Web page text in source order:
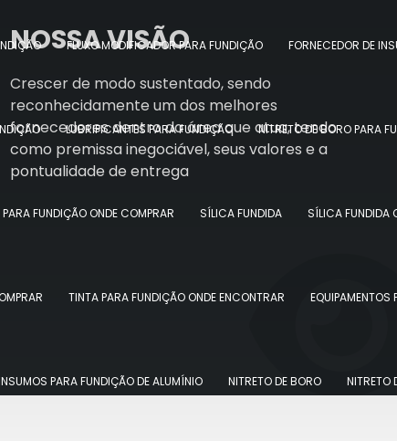
FLUXO MODIFICADOR PARA FUNDIÇÃO FORNECEDOR DE
LUBRIFICANTES PARA FUNDIÇÃO NITRETO DE BORO PARA
FUNDIÇÃO ONDE COMPRAR SÍLICA FUNDIDA SÍLICA FUNDIDA
TINTA PARA FUNDIÇÃO ONDE ENCONTRAR EQUIPAMENTOS
PARA FUNDIÇÃO DE ALUMÍNIO NITRETO DE BORO NITRETO
NOSSA VISÃO
Crescer de modo sustentado, sendo
reconhecidamente um dos melhores
fornecedores dentro da área que atua, tendo
como premissa inegociável, seus valores e a
pontualidade de entrega